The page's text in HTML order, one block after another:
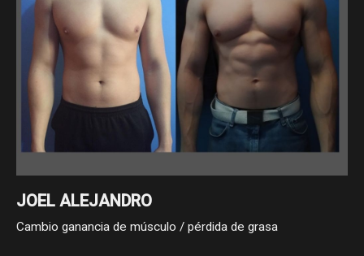
su cintura de 99 a 78.5 cm. Son casi 8 kg y más de 20 cm
menos, logrados con constancia y disciplina en su proceso.
JOEL ALEJANDRO
Cambio ganancia de músculo / pérdida de grasa